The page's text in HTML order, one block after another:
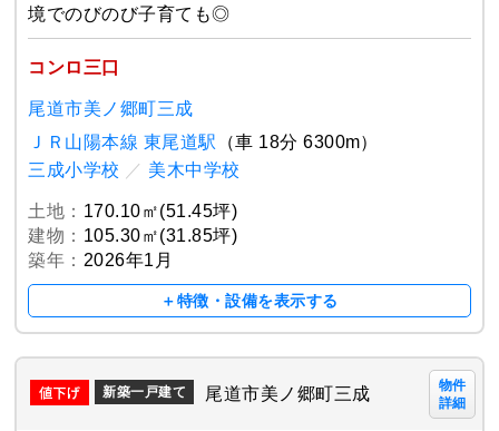
境でのびのび子育ても◎
コンロ三口
尾道市美ノ郷町三成
ＪＲ山陽本線 東尾道駅
（車 18分 6300m）
三成小学校 ／ 美木中学校
土地： 170.10㎡(51.45坪)
建物： 105.30㎡(31.85坪)
築年： 2026年1月
＋特徴・設備を表示する
新築一戸建て 尾道市美ノ郷町三成
物件
詳細